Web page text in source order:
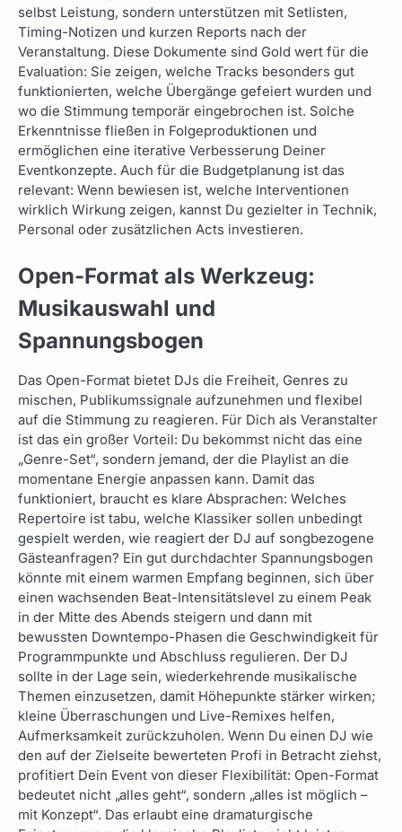
selbst Leistung, sondern unterstützen mit Setlisten,
Timing-Notizen und kurzen Reports nach der
Veranstaltung. Diese Dokumente sind Gold wert für die
Evaluation: Sie zeigen, welche Tracks besonders gut
funktionierten, welche Übergänge gefeiert wurden und
wo die Stimmung temporär eingebrochen ist. Solche
Erkenntnisse fließen in Folgeproduktionen und
ermöglichen eine iterative Verbesserung Deiner
Eventkonzepte. Auch für die Budgetplanung ist das
relevant: Wenn bewiesen ist, welche Interventionen
wirklich Wirkung zeigen, kannst Du gezielter in Technik,
Personal oder zusätzlichen Acts investieren.
Open-Format als Werkzeug:
Musikauswahl und
Spannungsbogen
Das Open-Format bietet DJs die Freiheit, Genres zu
mischen, Publikumssignale aufzunehmen und flexibel
auf die Stimmung zu reagieren. Für Dich als Veranstalter
ist das ein großer Vorteil: Du bekommst nicht das eine
„Genre-Set“, sondern jemand, der die Playlist an die
momentane Energie anpassen kann. Damit das
funktioniert, braucht es klare Absprachen: Welches
Repertoire ist tabu, welche Klassiker sollen unbedingt
gespielt werden, wie reagiert der DJ auf songbezogene
Gästeanfragen? Ein gut durchdachter Spannungsbogen
könnte mit einem warmen Empfang beginnen, sich über
einen wachsenden Beat-Intensitätslevel zu einem Peak
in der Mitte des Abends steigern und dann mit
bewussten Downtempo-Phasen die Geschwindigkeit für
Programmpunkte und Abschluss regulieren. Der DJ
sollte in der Lage sein, wiederkehrende musikalische
Themen einzusetzen, damit Höhepunkte stärker wirken;
kleine Überraschungen und Live-Remixes helfen,
Aufmerksamkeit zurückzuholen. Wenn Du einen DJ wie
den auf der Zielseite bewerteten Profi in Betracht ziehst,
profitiert Dein Event von dieser Flexibilität: Open-Format
bedeutet nicht „alles geht“, sondern „alles ist möglich –
mit Konzept“. Das erlaubt eine dramaturgische